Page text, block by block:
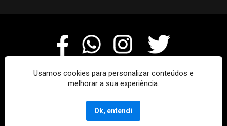
Usamos cookies para personalizar conteúdos e
melhorar a sua experiência.
Ok, entendi